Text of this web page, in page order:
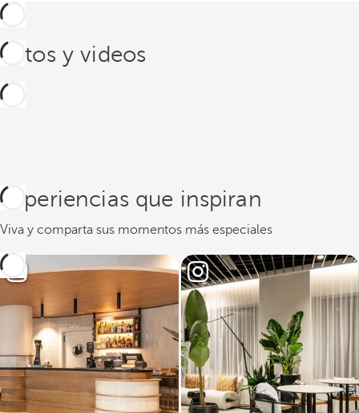
Fotos y videos
Experiencias que inspiran
Viva y comparta sus momentos más especiales